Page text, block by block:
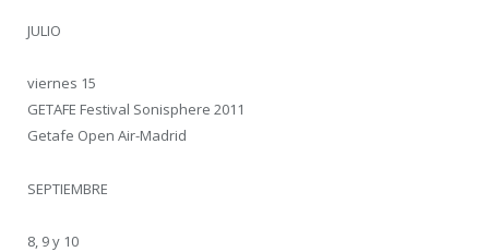
JULIO
viernes 15
GETAFE Festival Sonisphere 2011
Getafe Open Air-Madrid
SEPTIEMBRE
8, 9 y 10